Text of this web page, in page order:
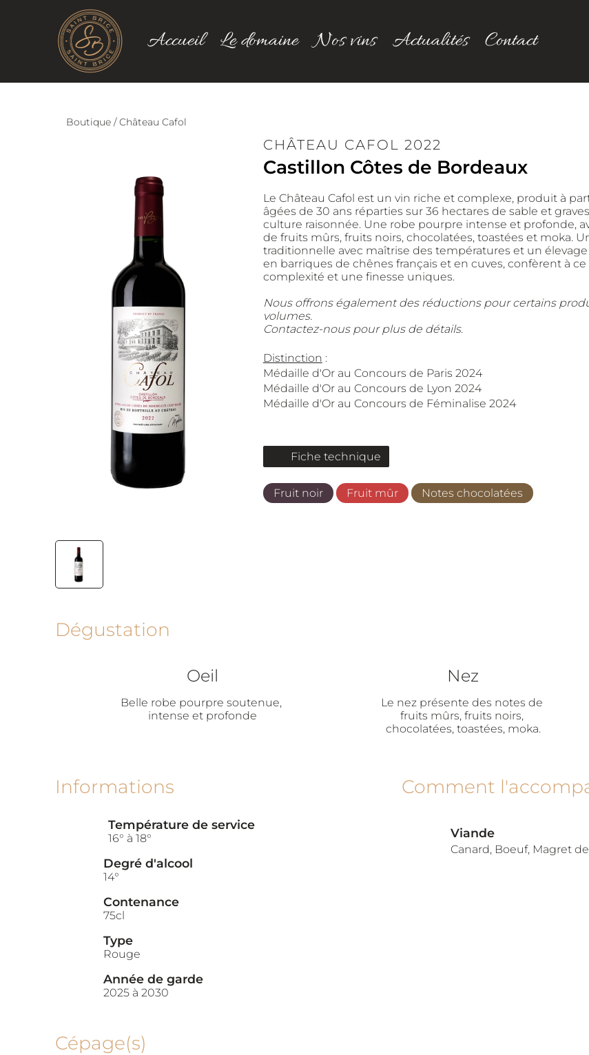
Accueil Le domaine Nos vins Actualités Contact
Boutique / Château Cafol
CHÂTEAU CAFOL 2022
Castillon Côtes de Bordeaux
Le Château Cafol est un vin riche et complexe, produit à
âgées de 30 ans réparties sur 36 hectares de sable et
culture raisonnée. Une robe pourpre intense et profonde,
de fruits mûrs, fruits noirs, chocolatées, toastées et moka.
traditionnelle avec maîtrise des températures et un élevage
en barriques de chênes français et en cuves, confèrent à
complexité et une finesse uniques.
Nous offrons également des réductions pour certains
volumes.
Contactez-nous pour plus de détails.
Distinction :
Médaille d'Or au Concours de Paris 2024
Médaille d'Or au Concours de Lyon 2024
Médaille d'Or au Concours de Féminalise 2024
Fiche technique
Fruit noir Fruit mûr Notes chocolatées
Dégustation
Oeil
Belle robe pourpre soutenue,
intense et profonde
Nez
Le nez présente des notes de
fruits mûrs, fruits noirs,
chocolatées, toastées, moka.
Informations
Température de service
16° à 18°
Degré d'alcool
14°
Contenance
75cl
Type
Rouge
Année de garde
2025 à 2030
Cépage(s)
Comment
Viande
Canard, Boeuf, Magret